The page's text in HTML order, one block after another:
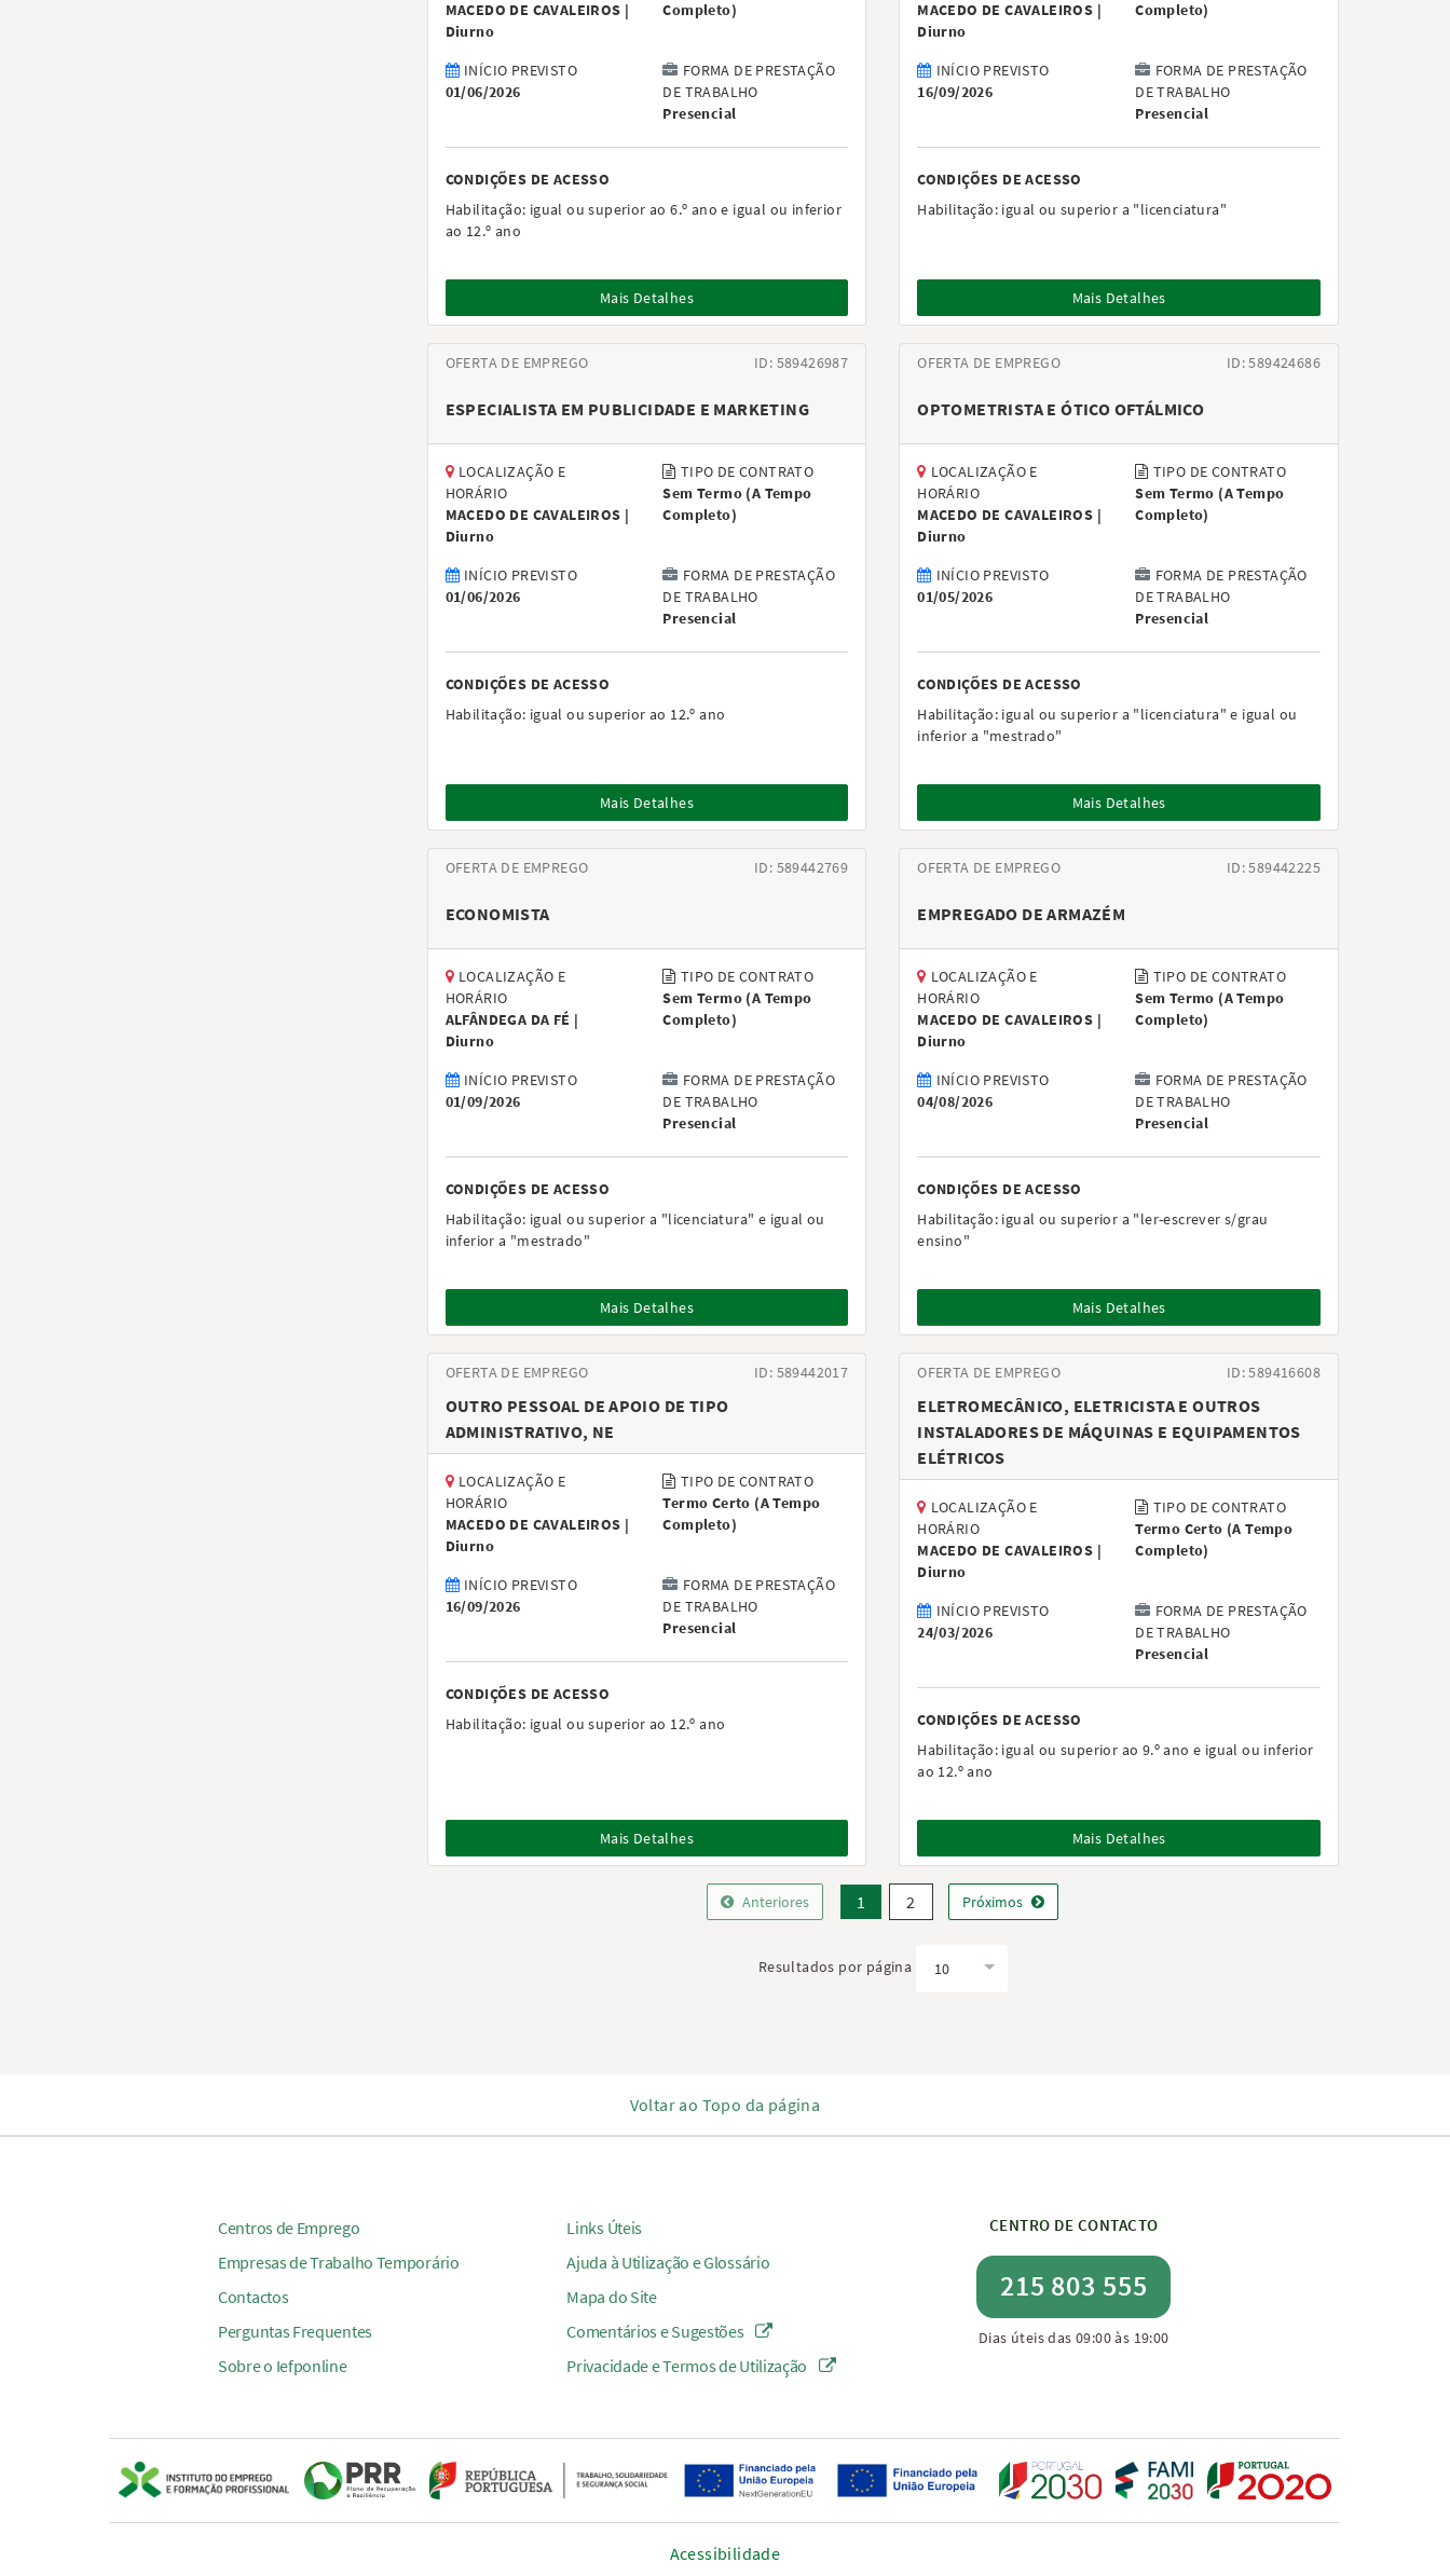
MACEDO DE CAVALEIROS |
Diurno
Completo)
INÍCIO PREVISTO
01/06/2026
FORMA DE PRESTAÇÃO
DE TRABALHO
Presencial
CONDIÇÕES DE ACESSO
Habilitação: igual ou superior ao 6.º ano e igual ou inferior
ao 12.º ano
Mais Detalhes
MACEDO DE CAVALEIROS |
Diurno
Completo)
INÍCIO PREVISTO
16/09/2026
FORMA DE PRESTAÇÃO
DE TRABALHO
Presencial
CONDIÇÕES DE ACESSO
Habilitação: igual ou superior a "licenciatura"
Mais Detalhes
OFERTA DE EMPREGO ID: 589426987
ESPECIALISTA EM PUBLICIDADE E MARKETING
LOCALIZAÇÃO E
HORÁRIO
MACEDO DE CAVALEIROS |
Diurno
TIPO DE CONTRATO
Sem Termo(A Tempo
Completo)
INÍCIO PREVISTO
01/06/2026
FORMA DE PRESTAÇÃO
DE TRABALHO
Presencial
CONDIÇÕES DE ACESSO
Habilitação: igual ou superior ao 12.º ano
Mais Detalhes
OFERTA DE EMPREGO ID: 589424686
OPTOMETRISTA E ÓTICO OFTÁLMICO
LOCALIZAÇÃO E
HORÁRIO
MACEDO DE CAVALEIROS |
Diurno
TIPO DE CONTRATO
Sem Termo (A Tempo
Completo)
INÍCIO PREVISTO
01/05/2026
FORMA DE PRESTAÇÃO
DE TRABALHO
Presencial
CONDIÇÕES DE ACESSO
Habilitação: igual ou superior a "licenciatura" e igual ou
inferior a "mestrado"
Mais Detalhes
OFERTA DE EMPREGO ID: 589442769
ECONOMISTA
LOCALIZAÇÃO E
HORÁRIO
ALFÂNDEGA DA FÉ |
Diurno
TIPO DE CONTRATO
Sem Termo(A Tempo
Completo)
INÍCIO PREVISTO
01/09/2026
FORMA DE PRESTAÇÃO
DE TRABALHO
Presencial
CONDIÇÕES DE ACESSO
Habilitação: igual ou superior a "licenciatura" e igual ou
inferior a "mestrado"
Mais Detalhes
OFERTA DE EMPREGO ID: 589442225
EMPREGADO DE ARMAZÉM
LOCALIZAÇÃO E
HORÁRIO
MACEDO DE CAVALEIROS |
Diurno
TIPO DE CONTRATO
Sem Termo (A Tempo
Completo)
INÍCIO PREVISTO
04/08/2026
FORMA DE PRESTAÇÃO
DE TRABALHO
Presencial
CONDIÇÕES DE ACESSO
Habilitação: igual ou superior a "ler-escrever s/grau
ensino"
Mais Detalhes
OFERTA DE EMPREGO ID: 589442017
OUTRO PESSOAL DE APOIO DE TIPO
ADMINISTRATIVO, NE
LOCALIZAÇÃO E
HORÁRIO
MACEDO DE CAVALEIROS |
Diurno
TIPO DE CONTRATO
Termo Certo (A Tempo
Completo)
INÍCIO PREVISTO
16/09/2026
FORMA DE PRESTAÇÃO
DE TRABALHO
Presencial
CONDIÇÕES DE ACESSO
Habilitação: igual ou superior ao 12.º ano
Mais Detalhes
OFERTA DE EMPREGO ID: 589416608
ELETROMECÂNICO, ELETRICISTA E OUTROS
INSTALADORES DE MÁQUINAS E EQUIPAMENTOS
ELÉTRICOS
LOCALIZAÇÃO E
HORÁRIO
MACEDO DE CAVALEIROS |
Diurno
TIPO DE CONTRATO
Termo Certo (A Tempo
Completo)
INÍCIO PREVISTO
24/03/2026
FORMA DE PRESTAÇÃO
DE TRABALHO
Presencial
CONDIÇÕES DE ACESSO
Habilitação: igual ou superior ao 9.º ano e igual ou inferior
ao 12.º ano
Mais Detalhes
Anteriores 1 2 Próximos
Resultados por página
Voltar ao Topo da página
Centros de Emprego
Empresas de Trabalho Temporário
Contactos
Perguntas Frequentes
Sobre o Iefponline
Links Úteis
Ajuda à Utilização e Glossário
Mapa do Site
Comentários e Sugestões
Privacidade e Termos de Utilização
CENTRO DE CONTACTO
215 803 555
Dias úteis das 09:00 às 19:00
Acessibilidade